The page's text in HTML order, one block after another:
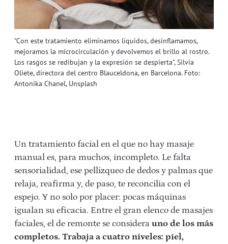
"Con este tratamiento eliminamos líquidos, desinflamamos,
mejoramos la microcirculación y devolvemos el brillo al rostro.
Los rasgos se redibujan y la expresión se despierta", Silvia
Oliete, directora del centro Blauceldona, en Barcelona. Foto:
Antonika Chanel, Unsplash
Un tratamiento facial en el que no hay masaje
manual es, para muchos, incompleto. Le falta
sensorialidad, ese pellizqueo de dedos y palmas que
relaja, reafirma y, de paso, te reconcilia con el
espejo. Y no solo por placer: pocas máquinas
igualan su eficacia. Entre el gran elenco de masajes
faciales, el de remonte se considera uno de los más
completos. Trabaja a cuatro niveles: piel,